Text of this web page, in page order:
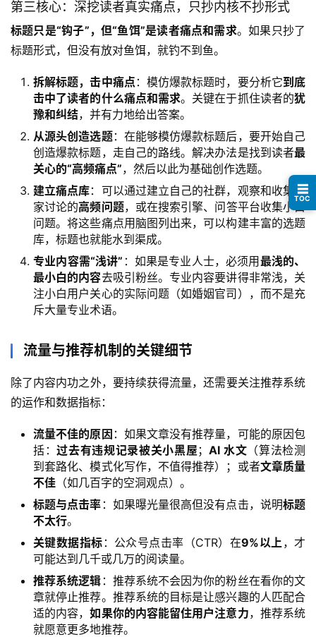
讯
开
案
避
南
百
资
登录 注册
第三核心：深挖读者真实痛点，只抄内核不抄形式
标题只是“钩子”，但“鱼饵”是读者痛点和需求。如果只抄了
标题形式，但没有放对鱼饵，就钓不到鱼。
拆解标题，击中痛点 ：模仿爆款标题时，要分析它到底
击中了读者的什么痛点和需求。关键在于抓住读者的犹
豫和纠结，并有力地给出答案。
从源头创造选题：在能够模仿爆款标题后，要开始自己
创造爆款标题，走自己的路线。解决办法是找到读者最
关心的“高频痛点”，然后以此为基础创作选题。
建立痛点库：可以通过建立自己的社群，观察和收集大
家讨论的高频问题，或在搜索引擎、问答平台收集小白
问题。将这些痛点用脑图列出来，可以构建丰富的选题
库，标题也就能水到渠成。
专业内容需“浅讲” ：如果是专业人士，必须用最浅的、
最小白的内容去吸引粉丝。专业内容要讲得非常浅，关
注小白用户关心的实际问题（如婚姻官司），而不是充
斥大量专业术语。
流量与推荐机制的关键细节
除了内容内功之外，要持续获得流量，还需要关注推荐系统
的运作和数据指标：
流量不佳的原因 ：如果文章没有推荐量，可能的原因包
括：过去有违规记录被关小黑屋 ；AI 水文 （算法检测
到套路化、模式化写作，不值得推荐）；或者文章质量
不佳 （如几百字的空洞观点）。
标题与点击率 ：如果曝光量很高但没有点击，说明标题
不太行。
关键数据指标 ：公众号点击率（CTR）在9%以上 ，才
可能达到几千或几万的阅读量。
推荐系统逻辑 ：推荐系统不会因为你的粉丝在看你的文
章就停止推荐。推荐系统的目标是让感兴趣的人匹配合
适的内容，如果你的内容能留住用户注意力，推荐系统
就愿意更多地推荐。
☰
TOC